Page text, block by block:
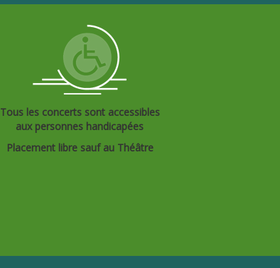
Tous les concerts sont accessibles
aux personnes handicapées
Placement libre sauf au Théâtre